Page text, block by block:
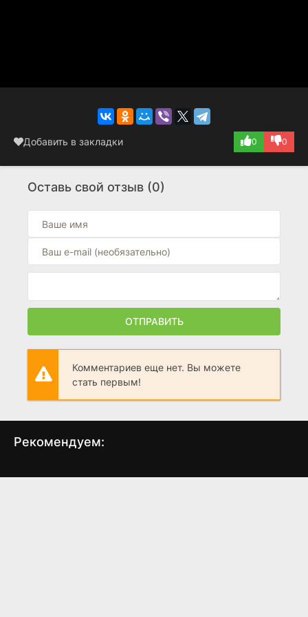
Добавить в закладки 0 0
Оставь свой отзыв (0)
ОТПРАВИТЬ
Комментариев еще нет. Вы можете
стать первым!
Рекомендуем:
Красный залив Лесок